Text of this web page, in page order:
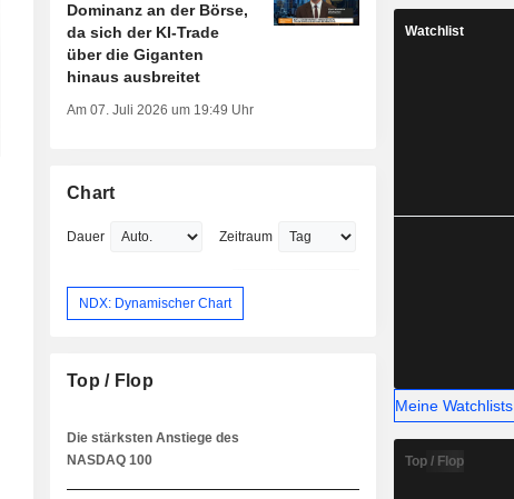
Dominanz an der Börse,
da sich der KI-Trade
über die Giganten
hinaus ausbreitet
Am 07. Juli 2026 um 19:49 Uhr
Chart
Dauer Zeitraum
NDX: Dynamischer Chart
Top / Flop
Die stärksten Anstiege des
NASDAQ 100
Watchlist
Meine Watchlists
Top / Flop